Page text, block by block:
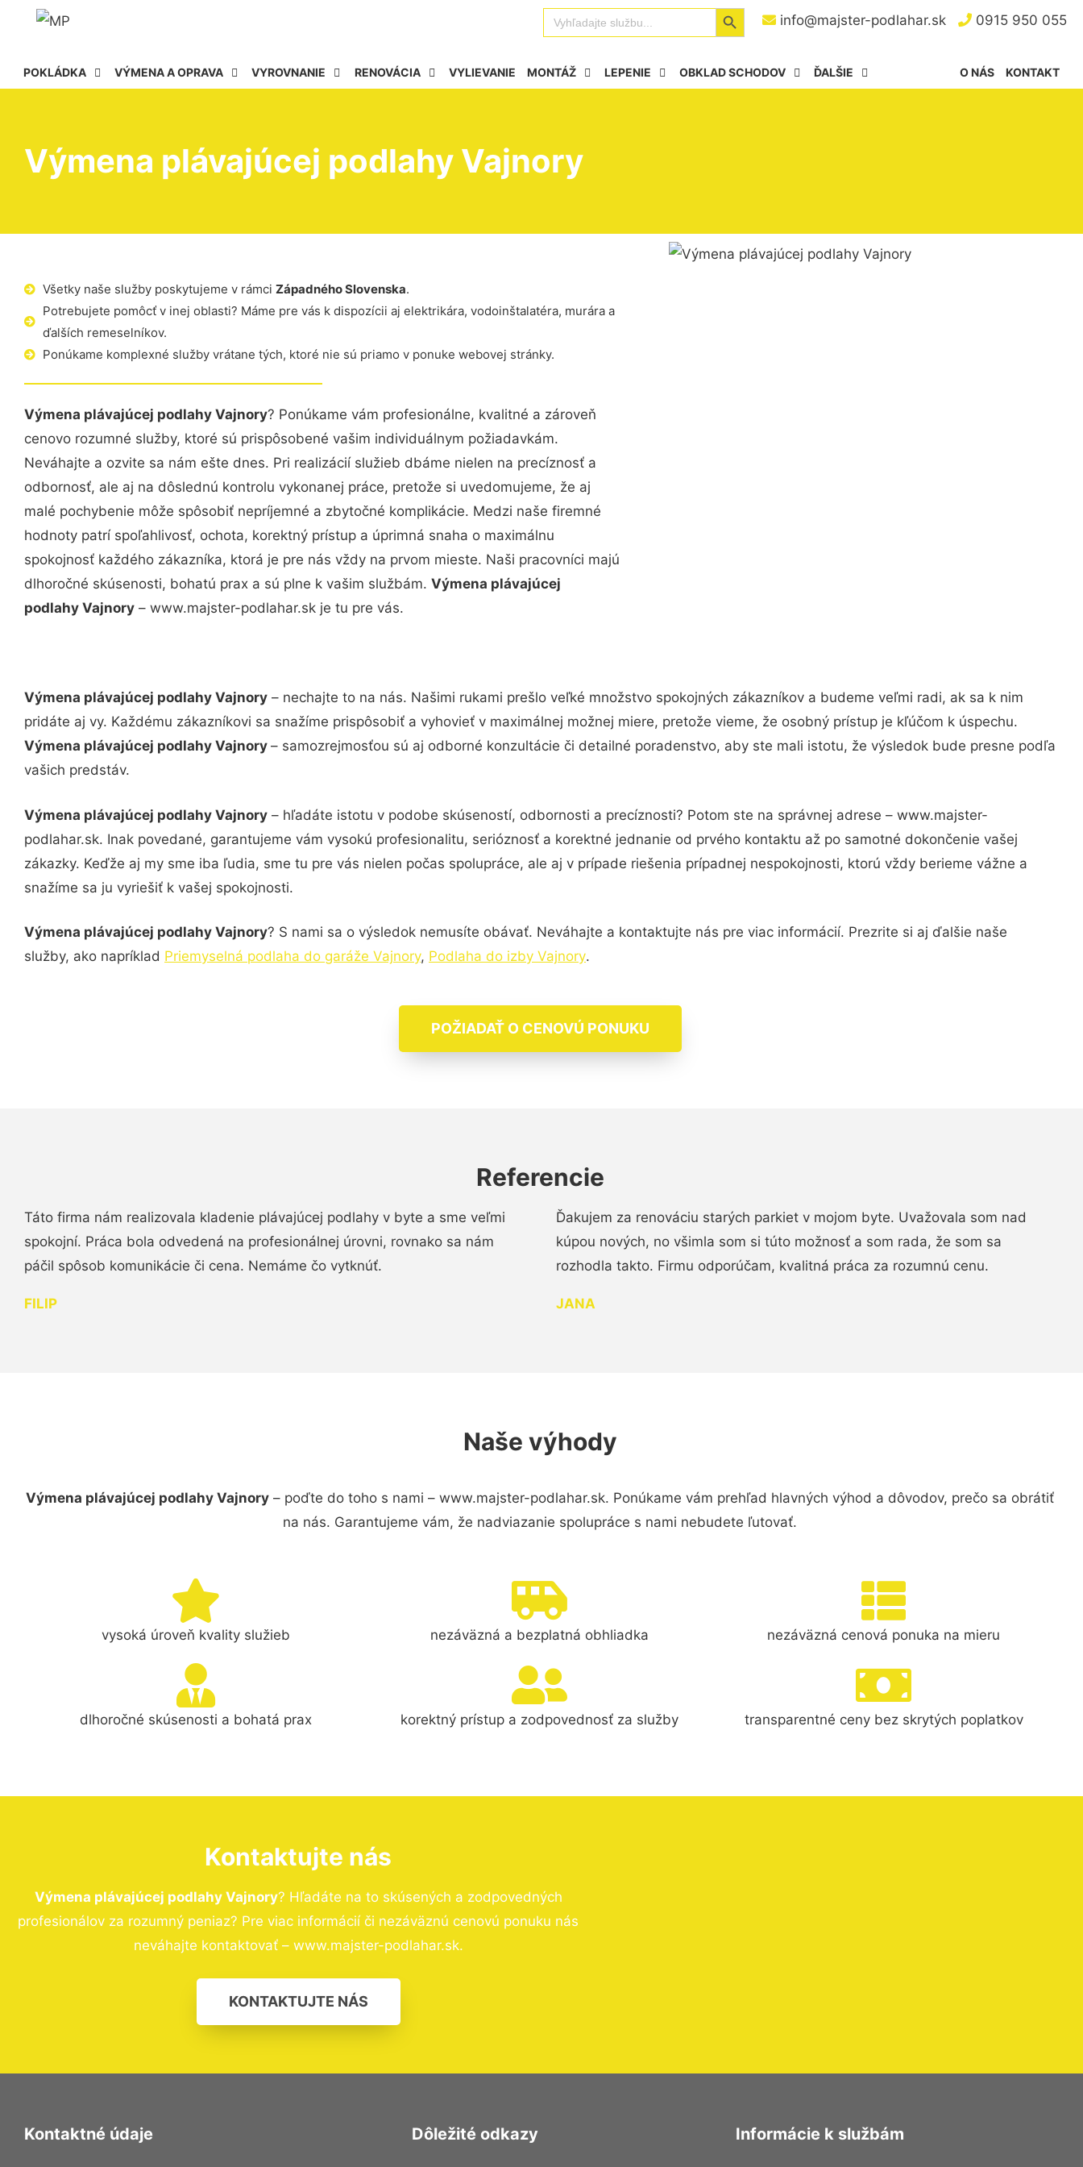
info@majster-podlahar.sk 0915 950 055
Search
for:
Search Button
POKLÁDKA VÝMENA A OPRAVA VYROVNANIE RENOVÁCIA VYLIEVANIE MONTÁŽ LEPENIE OBKLAD SCHODOV ĎALŠIE KONTAKT
O NÁS
Výmena plávajúcej podlahy Vajnory
Všetky naše služby poskytujeme v rámci Západného Slovenska.
Potrebujete pomôcť v inej oblasti? Máme pre vás k dispozícii aj elektrikára, vodoinštalatéra, murára a
ďalších remeselníkov.
Ponúkame komplexné služby vrátane tých, ktoré nie sú priamo v ponuke webovej stránky.
Výmena plávajúcej podlahy Vajnory? Ponúkame vám profesionálne, kvalitné a zároveň
cenovo rozumné služby, ktoré sú prispôsobené vašim individuálnym požiadavkám.
Neváhajte a ozvite sa nám ešte dnes. Pri realizácií služieb dbáme nielen na precíznosť a
odbornosť, ale aj na dôslednú kontrolu vykonanej práce, pretože si uvedomujeme, že aj
malé pochybenie môže spôsobiť nepríjemné a zbytočné komplikácie. Medzi naše firemné
hodnoty patrí spoľahlivosť, ochota, korektný prístup a úprimná snaha o maximálnu
spokojnosť každého zákazníka, ktorá je pre nás vždy na prvom mieste. Naši pracovníci majú
dlhoročné skúsenosti, bohatú prax a sú plne k vašim službám. Výmena plávajúcej
podlahy Vajnory – www.majster-podlahar.sk je tu pre vás.
Výmena plávajúcej podlahy Vajnory – nechajte to na nás. Našimi rukami prešlo veľké množstvo spokojných zákazníkov a budeme veľmi radi, ak sa k nim
pridáte aj vy. Každému zákazníkovi sa snažíme prispôsobiť a vyhovieť v maximálnej možnej miere, pretože vieme, že osobný prístup je kľúčom k úspechu.
Výmena plávajúcej podlahy Vajnory – samozrejmosťou sú aj odborné konzultácie či detailné poradenstvo, aby ste mali istotu, že výsledok bude presne podľa
vašich predstáv.
Výmena plávajúcej podlahy Vajnory – hľadáte istotu v podobe skúseností, odbornosti a precíznosti? Potom ste na správnej adrese – www.majster-
podlahar.sk. Inak povedané, garantujeme vám vysokú profesionalitu, serióznosť a korektné jednanie od prvého kontaktu až po samotné dokončenie vašej
zákazky. Keďže aj my sme iba ľudia, sme tu pre vás nielen počas spolupráce, ale aj v prípade riešenia prípadnej nespokojnosti, ktorú vždy berieme vážne a
snažíme sa ju vyriešiť k vašej spokojnosti.
Výmena plávajúcej podlahy Vajnory? S nami sa o výsledok nemusíte obávať. Neváhajte a kontaktujte nás pre viac informácií. Prezrite si aj ďalšie naše
služby, ako napríklad Priemyselná podlaha do garáže Vajnory, Podlaha do izby Vajnory.
POŽIADAŤ O CENOVÚ PONUKU
Referencie
Táto firma nám realizovala kladenie plávajúcej podlahy v byte a sme veľmi
spokojní. Práca bola odvedená na profesionálnej úrovni, rovnako sa nám
páčil spôsob komunikácie či cena. Nemáme čo vytknúť.
FILIP
Ďakujem za renováciu starých parkiet v mojom byte. Uvažovala som nad
kúpou nových, no všimla som si túto možnosť a som rada, že som sa
rozhodla takto. Firmu odporúčam, kvalitná práca za rozumnú cenu.
JANA
Naše výhody
Výmena plávajúcej podlahy Vajnory – poďte do toho s nami – www.majster-podlahar.sk. Ponúkame vám prehľad hlavných výhod a dôvodov, prečo sa obrátiť
na nás. Garantujeme vám, že nadviazanie spolupráce s nami nebudete ľutovať.
vysoká úroveň kvality služieb nezáväzná a bezplatná obhliadka nezáväzná cenová ponuka na mieru
dlhoročné skúsenosti a bohatá prax korektný prístup a zodpovednosť za služby transparentné ceny bez skrytých poplatkov
Kontaktujte nás
Výmena plávajúcej podlahy Vajnory? Hľadáte na to skúsených a zodpovedných
profesionálov za rozumný peniaz? Pre viac informácií či nezáväznú cenovú ponuku nás
neváhajte kontaktovať – www.majster-podlahar.sk.
KONTAKTUJTE NÁS
Kontaktné údaje Dôležité odkazy Informácie k službám